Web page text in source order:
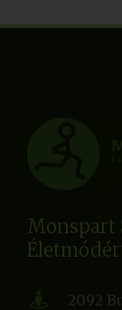
Monspart
2092